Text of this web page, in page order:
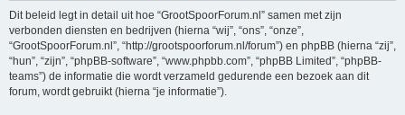
Dit beleid legt in detail uit hoe “GrootSpoorForum.nl” samen met zijn
verbonden diensten en bedrijven (hierna “wij”, “ons”, “onze”,
“GrootSpoorForum.nl”, “http://grootspoorforum.nl/forum”) en phpBB (hierna “zij”,
“hun”, “zijn”, “phpBB-software”, “www.phpbb.com”, “phpBB Limited”, “phpBB-
teams”) de informatie die wordt verzameld gedurende een bezoek aan dit
forum, wordt gebruikt (hierna “je informatie”).